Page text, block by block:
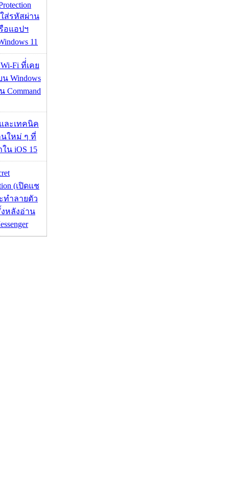
ส่รหัสผ่าน
อแอปฯ
11
Fi ที่่เคย
Windows
Command
ละเทคนิค
ใหม่ ๆ ที่
น iOS 15
(เปิดแช
ทำลายตัว
หลังอ่าน